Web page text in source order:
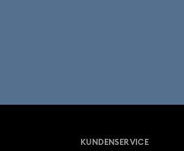
KUNDENSERVICE